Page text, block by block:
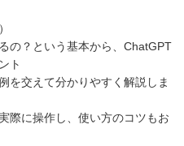
という基本から、ChatGPT
ト
て分かりやすく解説しま
作し、使い方のコツもお